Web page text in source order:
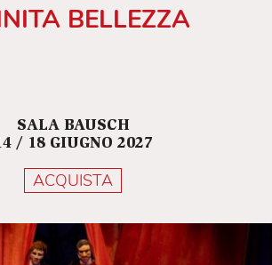
BELLEZZA
SALA BAUSCH
/ 18 GIUGNO 2027
ACQUISTA